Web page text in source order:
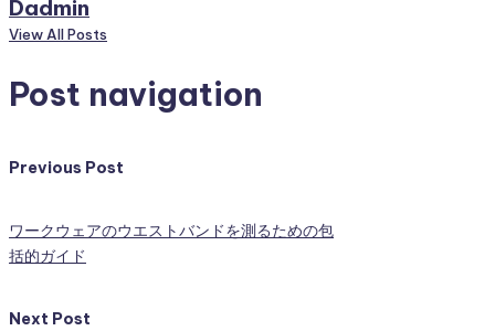
Dadmin
View All Posts
Post navigation
Previous Post
ワークウェアのウエストバンドを測るための包
括的ガイド
Next Post